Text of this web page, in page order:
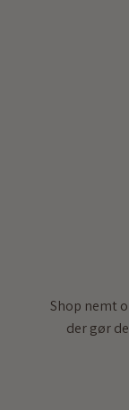
Shop nemt
der gør